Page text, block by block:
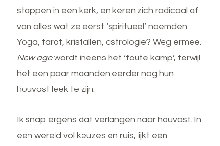
stappen in een kerk, en keren zich radicaal af
van alles wat ze eerst ‘spiritueel’ noemden.
Yoga, tarot, kristallen, astrologie? Weg ermee.
New agewordt ineens het ‘foute kamp’, terwijl
het een paar maanden eerder nog hun
houvast leek te zijn.
Ik snap ergens dat verlangen naar houvast. In
een wereld vol keuzes en ruis, lijkt een